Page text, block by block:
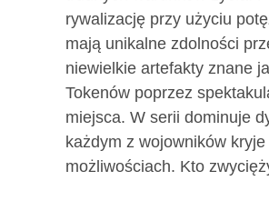
rywalizację przy użyciu
mają unikalne zdolności
niewielkie artefakty znane
Tokenów poprzez
miejsca. W serii dominuje
każdym z wojowników
możliwościach. Kto